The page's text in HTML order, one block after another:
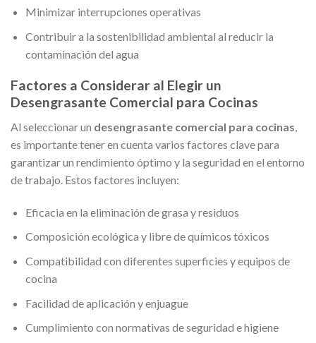
Minimizar interrupciones operativas
Contribuir a la sostenibilidad ambiental al reducir la
contaminación del agua
Factores a Considerar al Elegir un
Desengrasante Comercial para Cocinas
Al seleccionar un desengrasante comercial para cocinas,
es importante tener en cuenta varios factores clave para
garantizar un rendimiento óptimo y la seguridad en el entorno
de trabajo. Estos factores incluyen:
Eficacia en la eliminación de grasa y residuos
Composición ecológica y libre de químicos tóxicos
Compatibilidad con diferentes superficies y equipos de
cocina
Facilidad de aplicación y enjuague
Cumplimiento con normativas de seguridad e higiene